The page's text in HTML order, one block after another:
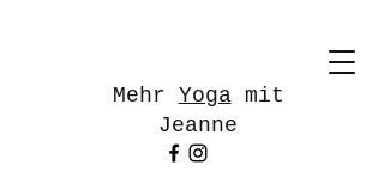
Mehr Yogamit
Jeanne